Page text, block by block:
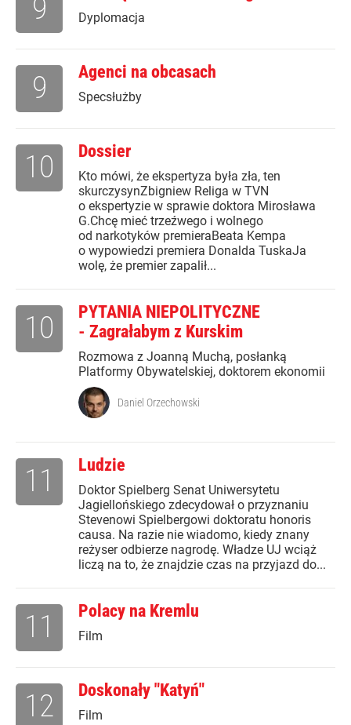
Dyplomacja
9
Agenci na obcasach
Specsłużby
9
Dossier
Kto mówi, że ekspertyza była zła, ten
skurczysynZbigniew Religa w TVN
o ekspertyzie w sprawie doktora Mirosława
G.Chcę mieć trzeźwego i wolnego
od narkotyków premieraBeata Kempa
o wypowiedzi premiera Donalda TuskaJa
wolę, że premier zapalił...
10
PYTANIA NIEPOLITYCZNE
- Zagrałabym z Kurskim
Rozmowa z Joanną Muchą, posłanką
Platformy Obywatelskiej, doktorem ekonomii
10
Daniel Orzechowski
Ludzie
Doktor Spielberg Senat Uniwersytetu
Jagiellońskiego zdecydował o przyznaniu
Stevenowi Spielbergowi doktoratu honoris
causa. Na razie nie wiadomo, kiedy znany
reżyser odbierze nagrodę. Władze UJ wciąż
liczą na to, że znajdzie czas na przyjazd do...
11
Polacy na Kremlu
Film
11
Doskonały "Katyń"
Film
12